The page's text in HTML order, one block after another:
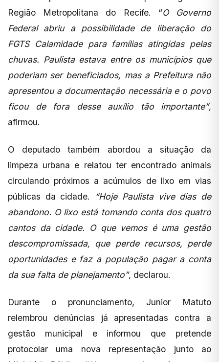
Região Metropolitana do Recife. “O Governo
Federal abriu a possibilidade de liberação do
FGTS Calamidade para famílias atingidas pelas
chuvas. Paulista estava entre os municípios que
poderiam ser beneficiados, mas a Prefeitura não
apresentou a documentação necessária e o povo
ficou de fora desse auxílio tão importante”,
afirmou.
O deputado também abordou a situação da
limpeza urbana e relatou ter encontrado animais
circulando próximos a acúmulos de lixo em vias
públicas da cidade.
“Hoje Paulista vive dias de
abandono. O lixo está tomando conta dos quatro
cantos da cidade. O que vemos é uma gestão
descompromissada, que perde recursos, perde
oportunidades e faz a população pagar a conta
da sua falta de planejamento”, declarou.
Durante o pronunciamento, Junior Matuto
relembrou denúncias já apresentadas contra a
gestão municipal e informou que pretende
protocolar uma nova representação junto ao